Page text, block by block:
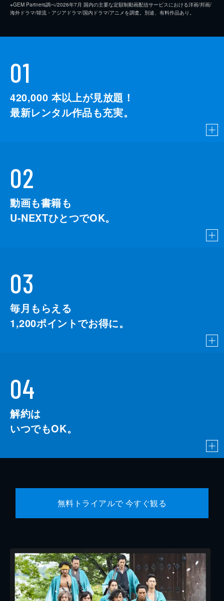
※GEM Partners調べ/2026年7⽉ 国内の主要な定額制動画配信サービスにおける洋画/邦画/
海外ドラマ/韓流・アジアドラマ/国内ドラマ/アニメを調査。別途、有料作品あり。
01
420,000 本以上が見放題！
最新レンタル作品も充実。
02
動画も書籍も
U-NEXTひとつでOK。
03
毎月もらえる
1,200ポイントでお得に。
04
解約は
いつでもOK。
無料トライアルで 今すぐ観る